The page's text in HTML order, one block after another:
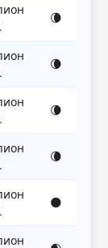
🌘
🌘
🌘
🌘
🌑